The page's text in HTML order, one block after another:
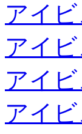
アイ
アイ
アイ
アイ